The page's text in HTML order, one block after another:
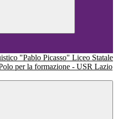
Liceo Statale
per la formazione - USR Lazio